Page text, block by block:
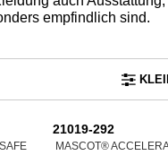
empfindlich sind.
21019-292
MASCOT®